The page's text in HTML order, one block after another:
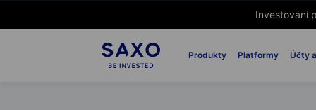
Investování
Produkty Platformy Účty